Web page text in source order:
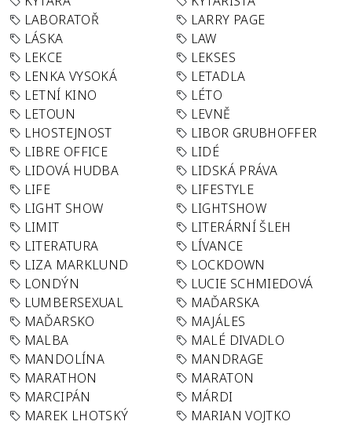
LABORATOŘ
LARRY PAGE
LÁSKA
LAW
LEKCE
LEKSES
LENKA VYSOKÁ
LETADLA
LETNÍ KINO
LÉTO
LETOUN
LEVNĚ
LHOSTEJNOST
LIBOR GRUBHOFFER
LIBRE OFFICE
LIDÉ
LIDOVÁ HUDBA
LIDSKÁ PRÁVA
LIFE
LIFESTYLE
LIGHT SHOW
LIGHTSHOW
LIMIT
LITERÁRNÍ ŠLEH
LITERATURA
LÍVANCE
LIZA MARKLUND
LOCKDOWN
LONDÝN
LUCIE SCHMIEDOVÁ
LUMBERSEXUAL
MAĎARSKA
MAĎARSKO
MAJÁLES
MALBA
MALÉ DIVADLO
MANDOLÍNA
MANDRAGE
MARATHON
MARATON
MARCIPÁN
MÁRDI
MAREK LHOTSKÝ
MARIAN VOJTKO